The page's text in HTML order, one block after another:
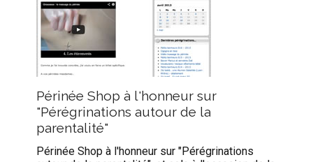
Périnée Shop à l'honneur sur
"Pérégrinations autour de la
parentalité"
Périnée Shop à l'honneur sur "Pérégrinations